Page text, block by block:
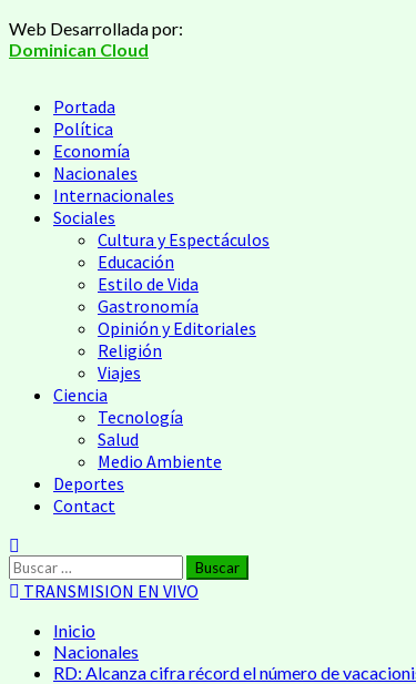
Saltar
al
Web Desarrollada por:
Dominican Cloud
Menú
principal
Portada
Política
Economía
Nacionales
Internacionales
Sociales
Cultura y Espectáculos
Educación
Estilo de Vida
Gastronomía
Opinión y Editoriales
Religión
Viajes
Ciencia
Tecnología
Salud
Medio Ambiente
Deportes
Contact
Buscar:
TRANSMISION EN VIVO
Inicio
Nacionales
RD: Alcanza cifra récord el número de